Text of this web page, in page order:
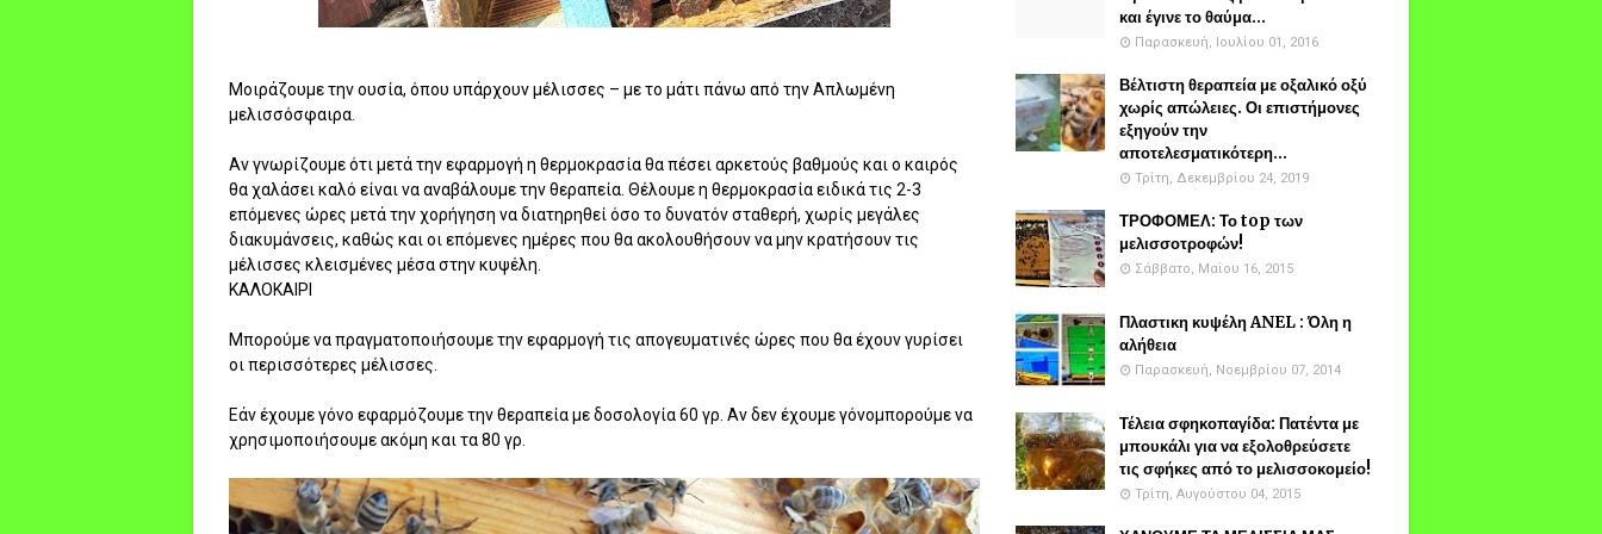
Μοιράζουμε την ουσία, όπου υπάρχουν μέλισσες – με το μάτι πάνω από την Απλωμένη
μελισσόσφαιρα.
Αν γνωρίζουμε ότι μετά την εφαρμογή η θερμοκρασία θα πέσει αρκετούς βαθμούς και ο καιρός
θα χαλάσει καλό είναι να αναβάλουμε την θεραπεία. Θέλουμε η θερμοκρασία ειδικά τις 2-3
επόμενες ώρες μετά την χορήγηση να διατηρηθεί όσο το δυνατόν σταθερή, χωρίς μεγάλες
διακυμάνσεις, καθώς και οι επόμενες ημέρες που θα ακολουθήσουν να μην κρατήσουν τις
μέλισσες κλεισμένες μέσα στην κυψέλη.
ΚΑΛΟΚΑΙΡΙ
Μπορούμε να πραγματοποιήσουμε την εφαρμογή τις απογευματινές ώρες που θα έχουν γυρίσει
οι περισσότερες μέλισσες.
Εάν έχουμε γόνο εφαρμόζουμε την θεραπεία με δοσολογία 60 γρ. Αν δεν έχουμε γόνομπορούμε να
χρησιμοποιήσουμε ακόμη και τα 80 γρ.
και έγινε το θαύμα...
Παρασκευή, Ιουλίου 01, 2016
Βέλτιστη θεραπεία με οξαλικό οξύ
χωρίς απώλειες. Οι επιστήμονες
εξηγούν την
αποτελεσματικότερη...
Τρίτη, Δεκεμβρίου 24, 2019
ΤΡΟΦΟΜΕΛ: Το top των
μελισσοτροφών!
Σάββατο, Μαΐου 16, 2015
Πλαστικη κυψέλη ANEL : Όλη η
αλήθεια
Παρασκευή, Νοεμβρίου 07, 2014
Τέλεια σφηκοπαγίδα: Πατέντα με
μπουκάλι για να εξολοθρεύσετε
τις σφήκες από το μελισσοκομείο!
Τρίτη, Αυγούστου 04, 2015